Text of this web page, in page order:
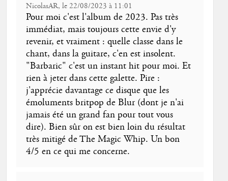
NicolasAR, le 22/08/2023 à 11:01
Pour moi c'est l'album de 2023. Pas très
immédiat, mais toujours cette envie d'y
revenir, et vraiment : quelle classe dans le
chant, dans la guitare, c'en est insolent.
"Barbaric" c'est un instant hit pour moi. Et
rien à jeter dans cette galette. Pire :
j'apprécie davantage ce disque que les
émoluments britpop de Blur (dont je n'ai
jamais été un grand fan pour tout vous
dire). Bien sûr on est bien loin du résultat
très mitigé de The Magic Whip. Un bon
4/5 en ce qui me concerne.